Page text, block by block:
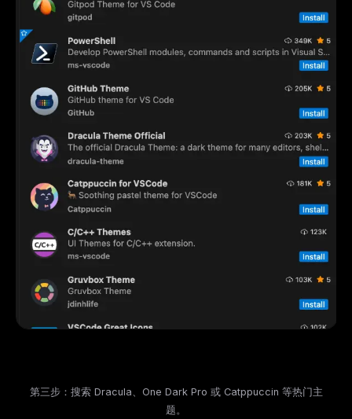
第三步：搜索 Dracula、One Dark Pro 或 Catppuccin 等热门主
题。